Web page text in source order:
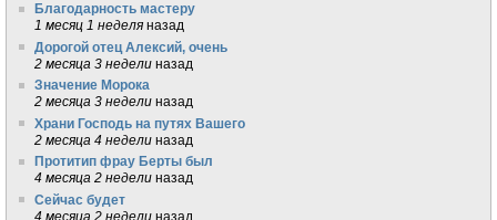
Благодарность мастеру
1 месяц 1 неделя назад
Дорогой отец Алексий, очень
2 месяца 3 недели назад
Значение Морока
2 месяца 3 недели назад
Храни Господь на путях Вашего
2 месяца 4 недели назад
Протитип фрау Берты был
4 месяца 2 недели назад
Сейчас будет
4 месяца 2 недели назад